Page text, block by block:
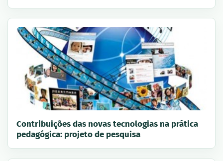
Contribuições das novas tecnologias na prática
pedagógica: projeto de pesquisa